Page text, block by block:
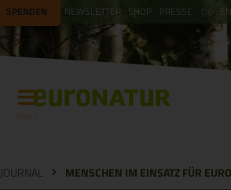
SPENDEN NEWSLETTER SHOP PRESSE EN
JOURNAL MENSCHEN IM EINSATZ FÜR